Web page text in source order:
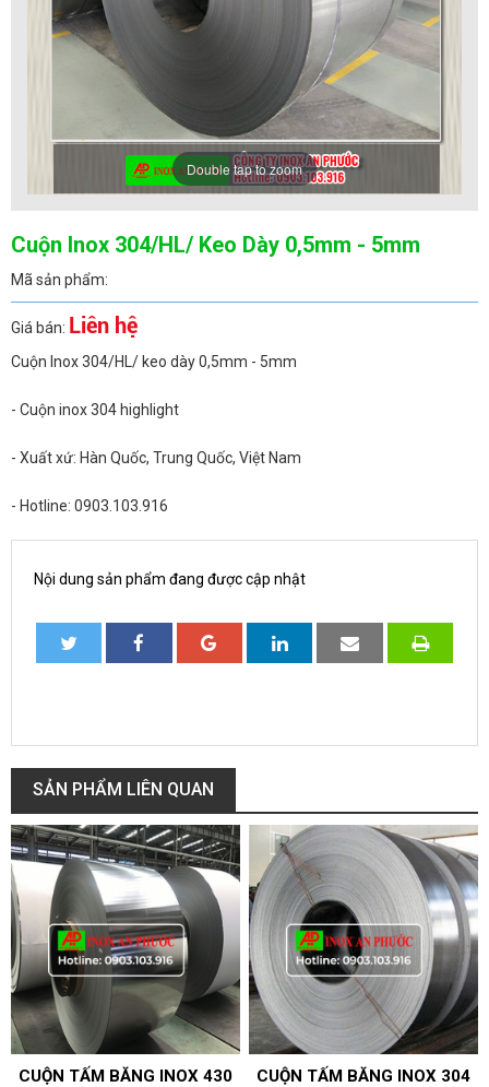
Double tap to zoom
Cuộn Inox 304/HL/ Keo Dày 0,5mm - 5mm
Mã sản phẩm:
Giá bán: Liên hệ
Cuộn Inox 304/HL/ keo dày 0,5mm - 5mm
- Cuộn inox 304 highlight
- Xuất xứ: Hàn Quốc, Trung Quốc, Việt Nam
- Hotline: 0903.103.916
Nội dung sản phẩm đang được cập nhật
SẢN PHẨM LIÊN QUAN
CUỘN TẤM BĂNG INOX 430 CUỘN TẤM BĂNG INOX 304